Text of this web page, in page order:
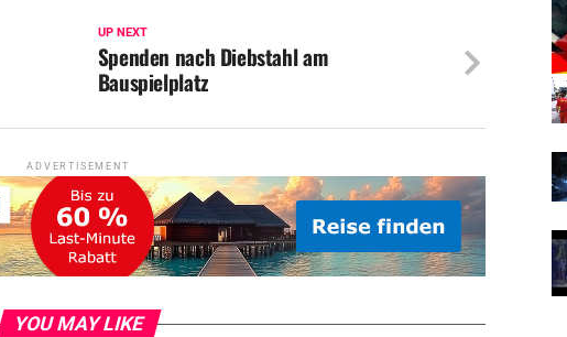
UP NEXT
Spenden nach Diebstahl am
Bauspielplatz
ADVERTISEMENT
YOU MAY LIKE